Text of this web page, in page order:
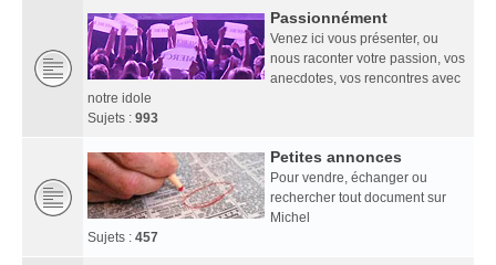
Passionnément
Venez ici vous présenter, ou
nous raconter votre passion, vos
anecdotes, vos rencontres avec
notre idole
Sujets : 993
Petites annonces
Pour vendre, échanger ou
rechercher tout document sur
Michel
Sujets : 457